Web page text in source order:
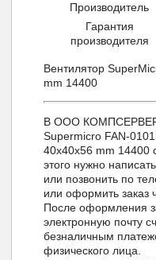
Производитель
Гарантия
производителя
Вентилятор
mm 14400
В ООО КОМПСЕРВЕР
Supermicro FAN-
40x40x56 mm 14400
этого нужно
или позвонить по
или оформить заказ
После оформления
электронную почту
безналичным
физического лица.